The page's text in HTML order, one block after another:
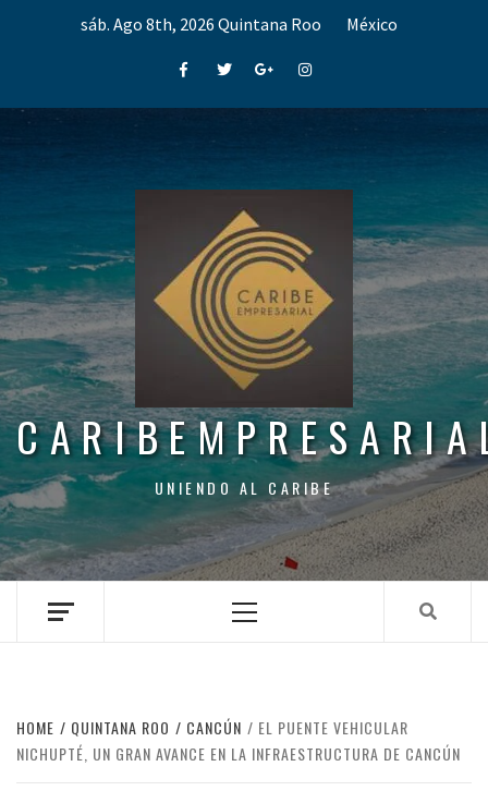
sáb. Ago 8th, 2026 Quintana Roo México
FacebookTwitterGoogle+Instagram
UNIENDO AL CARIBE
Menu
HOME QUINTANA ROO CANCÚN
EL PUENTE VEHICULAR
NICHUPTÉ, UN GRAN AVANCE EN LA INFRAESTRUCTURA DE CANCÚN